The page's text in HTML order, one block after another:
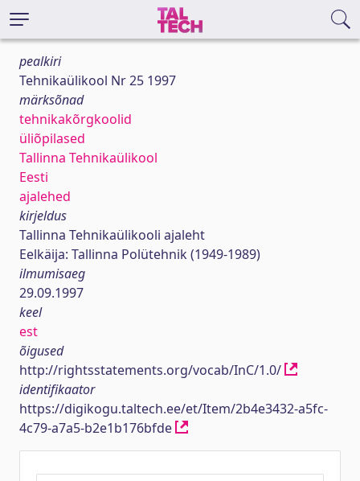
pealkiri
Tehnikaülikool Nr 25 1997
märksõnad
tehnikakõrgkoolid
üliõpilased
Tallinna Tehnikaülikool
Eesti
ajalehed
kirjeldus
Tallinna Tehnikaülikooli ajaleht
Eelkäija: Tallinna Polütehnik (1949-1989)
ilmumisaeg
29.09.1997
keel
est
õigused
http://rightsstatements.org/vocab/InC/1.0/
identifikaator
https://digikogu.taltech.ee/et/Item/2b4e3432-a5fc-
4c79-a7a5-b2e1b176bfde